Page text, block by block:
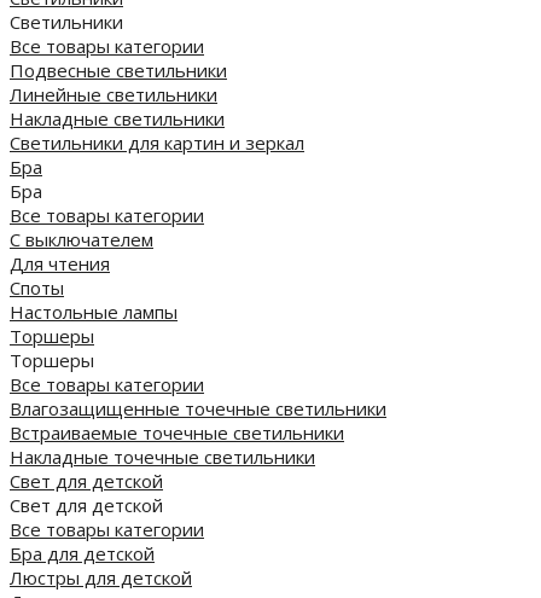
Светильники
Все товары категории
Подвесные светильники
Линейные светильники
Накладные светильники
Светильники для картин и зеркал
Бра
Бра
Все товары категории
С выключателем
Для чтения
Споты
Настольные лампы
Торшеры
Торшеры
Все товары категории
Влагозащищенные точечные светильники
Встраиваемые точечные светильники
Накладные точечные светильники
Свет для детской
Свет для детской
Все товары категории
Бра для детской
Люстры для детской